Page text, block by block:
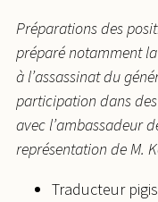
Préparations des
préparé notamment
à l’assassinat du
participation dans
avec l’ambassadeur
représentation de M.
Traducteur